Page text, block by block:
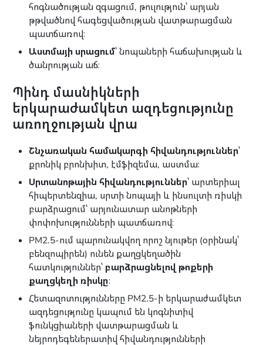
հոգնածության զգացում, թուլություն՝ արյան
թթվածնով հագեցվածության վատթարացման
պատճառով։
Աստմայի սրացում՝ նոպաների հաճախության և
ծանրության աճ։
Պինդ մասնիկների
երկարաժամկետ ազդեցությունը
առողջության վրա
Շնչառական համակարգի հիվանդություններ՝
քրոնիկ բրոնխիտ, էմֆիզեմա, աստմա։
Սրտանոթային հիվանդություններ՝ արտերիալ
հիպերտենզիա, սրտի նոպայի և ինսուլտի ռիսկի
բարձրացում՝ արյունատար անոթների
փոփոխությունների պատճառով։
PM2.5-ում պարունակվող որոշ նյութեր (օրինակ՝
բենզոպիրեն) ունեն քաղցկեղածին
հատկություններ՝ բարձրացնելով թոքերի
քաղցկեղի ռիսկը։
Հետազոտությունները PM2.5-ի երկարաժամկետ
ազդեցությունը կապում են կոգնիտիվ
ֆունկցիաների վատթարացման և
նեյրոդեգեներատիվ հիվանդությունների